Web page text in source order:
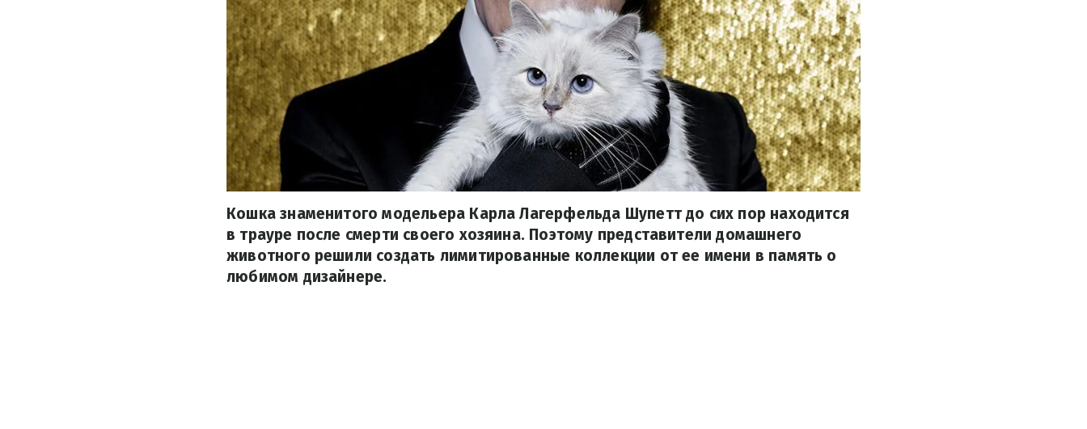
Кошка знаменитого модельера Карла Лагерфельда Шупетт до сих пор находится
в трауре после смерти своего хозяина. Поэтому представители домашнего
животного решили создать лимитированные коллекции от ее имени в память о
любимом дизайнере.